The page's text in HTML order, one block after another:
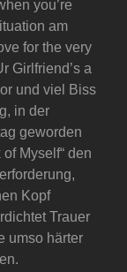
you’re
am
for the very
Girlfriend’s a
und viel Biss
in der
geworden
Myself“ den
Kopf
Trauer
umso härter